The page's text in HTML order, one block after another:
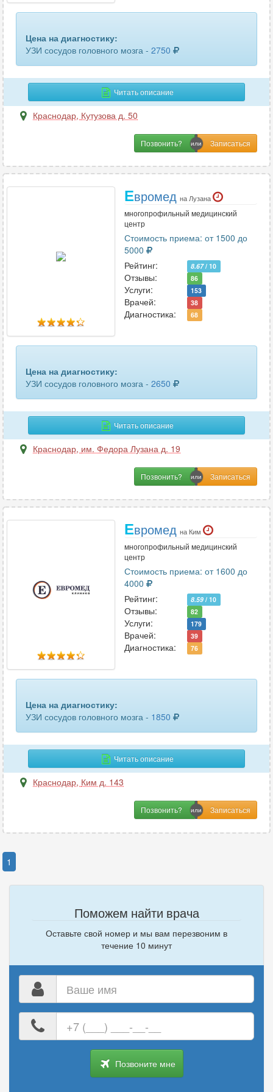
шейного отдела позвоночника 13
щитовидной железы
эластография щитовидной железы
яичников 4
Цена на диагностику:
УЗИ сосудов головного мозга - 2750
Читать описание
Краснодар, Кутузова д. 50
Позвонить?
Евромед на Лузана
многопрофильный медицинский
центр
Стоимость приема: от 1500 до
5000
Рейтинг:
8.67/ 10
Отзывы: 86
Услуги: 153
Врачей: 38
Диагностика: 68
Цена на диагностику:
УЗИ сосудов головного мозга - 2650
Читать описание
Краснодар, им. Федора Лузана д. 19
Позвонить?
Евромед на Ким
многопрофильный медицинский
центр
Стоимость приема: от 1600 до
4000
Рейтинг:
8.59 / 10
Отзывы: 82
Услуги: 179
Врачей: 39
Диагностика: 76
Цена на диагностику:
УЗИ сосудов головного мозга - 1850
Читать описание
Краснодар, Ким д. 143
Позвонить?
1
Поможем найти врача
Оставьте свой номер и мы вам перезвоним в
течение 10 минут
номер
телефона
Позвоните мне